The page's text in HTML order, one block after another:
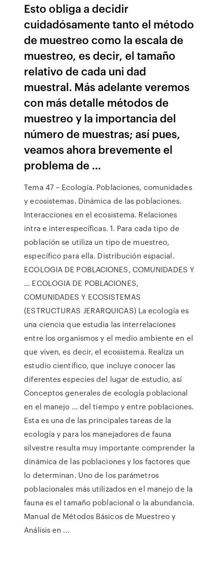
Esto obliga a decidir
cuidadósamente tanto el método
de muestreo como la escala de
muestreo, es decir, el tamaño
relativo de cada uni­ dad
muestral. Más adelante veremos
con más detalle métodos de
muestreo y la importancia del
número de muestras; así pues,
veamos ahora brevemente el
problema de …
Tema 47 – Ecología. Poblaciones, comunidades
y ecosistemas. Dinámica de las poblaciones.
Interacciones en el ecosistema. Relaciones
intra e interespecíficas. 1. Para cada tipo de
población se utiliza un tipo de muestreo,
específico para ella. Distribución espacial.
ECOLOGIA DE POBLACIONES, COMUNIDADES Y
… ECOLOGIA DE POBLACIONES,
COMUNIDADES Y ECOSISTEMAS
(ESTRUCTURAS JERARQUICAS) La ecología es
una ciencia que estudia las interrelaciones
entre los organismos y el medio ambiente en el
que viven, es decir, el ecosistema. Realiza un
estudio científico, que incluye conocer las
diferentes especies del lugar de estudio, así
Conceptos generales de ecología poblacional
en el manejo ... del tiempo y entre poblaciones.
Esta es una de las principales tareas de la
ecología y para los manejadores de fauna
silvestre resulta muy importante comprender la
dinámica de las poblaciones y los factores que
lo determinan. Uno de los parámetros
poblacionales más utilizados en el manejo de la
fauna es el tamaño poblacional o la abundancia.
Manual de Métodos Básicos de Muestreo y
Análisis en ...